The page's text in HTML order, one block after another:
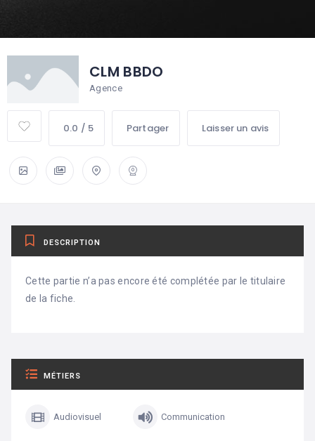
CLM BBDO
Agence
0.0 / 5 Partager Laisser un avis
DESCRIPTION
Cette partie n’a pas encore été complétée par le titulaire
de la fiche.
MÉTIERS
Audiovisuel Communication